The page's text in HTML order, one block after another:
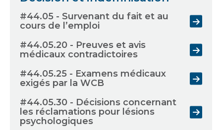
#44.05 - Survenant du fait et au
cours de l’emploi
#44.05.20 - Preuves et avis
médicaux contradictoires
#44.05.25 - Examens médicaux
exigés par la WCB
#44.05.30 - Décisions concernant
les réclamations pour lésions
psychologiques